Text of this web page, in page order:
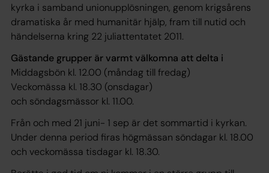
kyrka i samband unionupplösningen, genom krigsårens
dramatiska år med humanitär hjälp, fram till nutid och
händelserna kring 22 juliattentatet 2011.
Gästande grupper är varmt välkomna att delta i
Middagsbön kl. 12.00 (måndag till fredag)
Veckomässa kl. 18.30 (onsdagar)
och söndagsmässor kl. 11.00.
Från och med 21 juni- 1 sep är det sommartid i kyrkan.
Under denna period firas högmässan söndagar kl. 18.00
och veckomässa tisdagar kl. 18.30.